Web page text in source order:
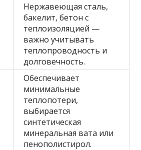
Нержавеющая сталь,
бакелит, бетон с
теплоизоляцией —
важно учитывать
теплопроводность и
долговечность.
Обеспечивает
минимальные
теплопотери,
выбирается
синтетическая
минеральная вата или
пенополистирол.